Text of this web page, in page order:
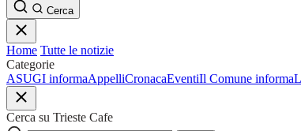
Cerca
Home Tutte le notizie
Categorie
ASUGI informaAppelliCronacaEventiIl Comune informa
Cerca su Trieste Cafe